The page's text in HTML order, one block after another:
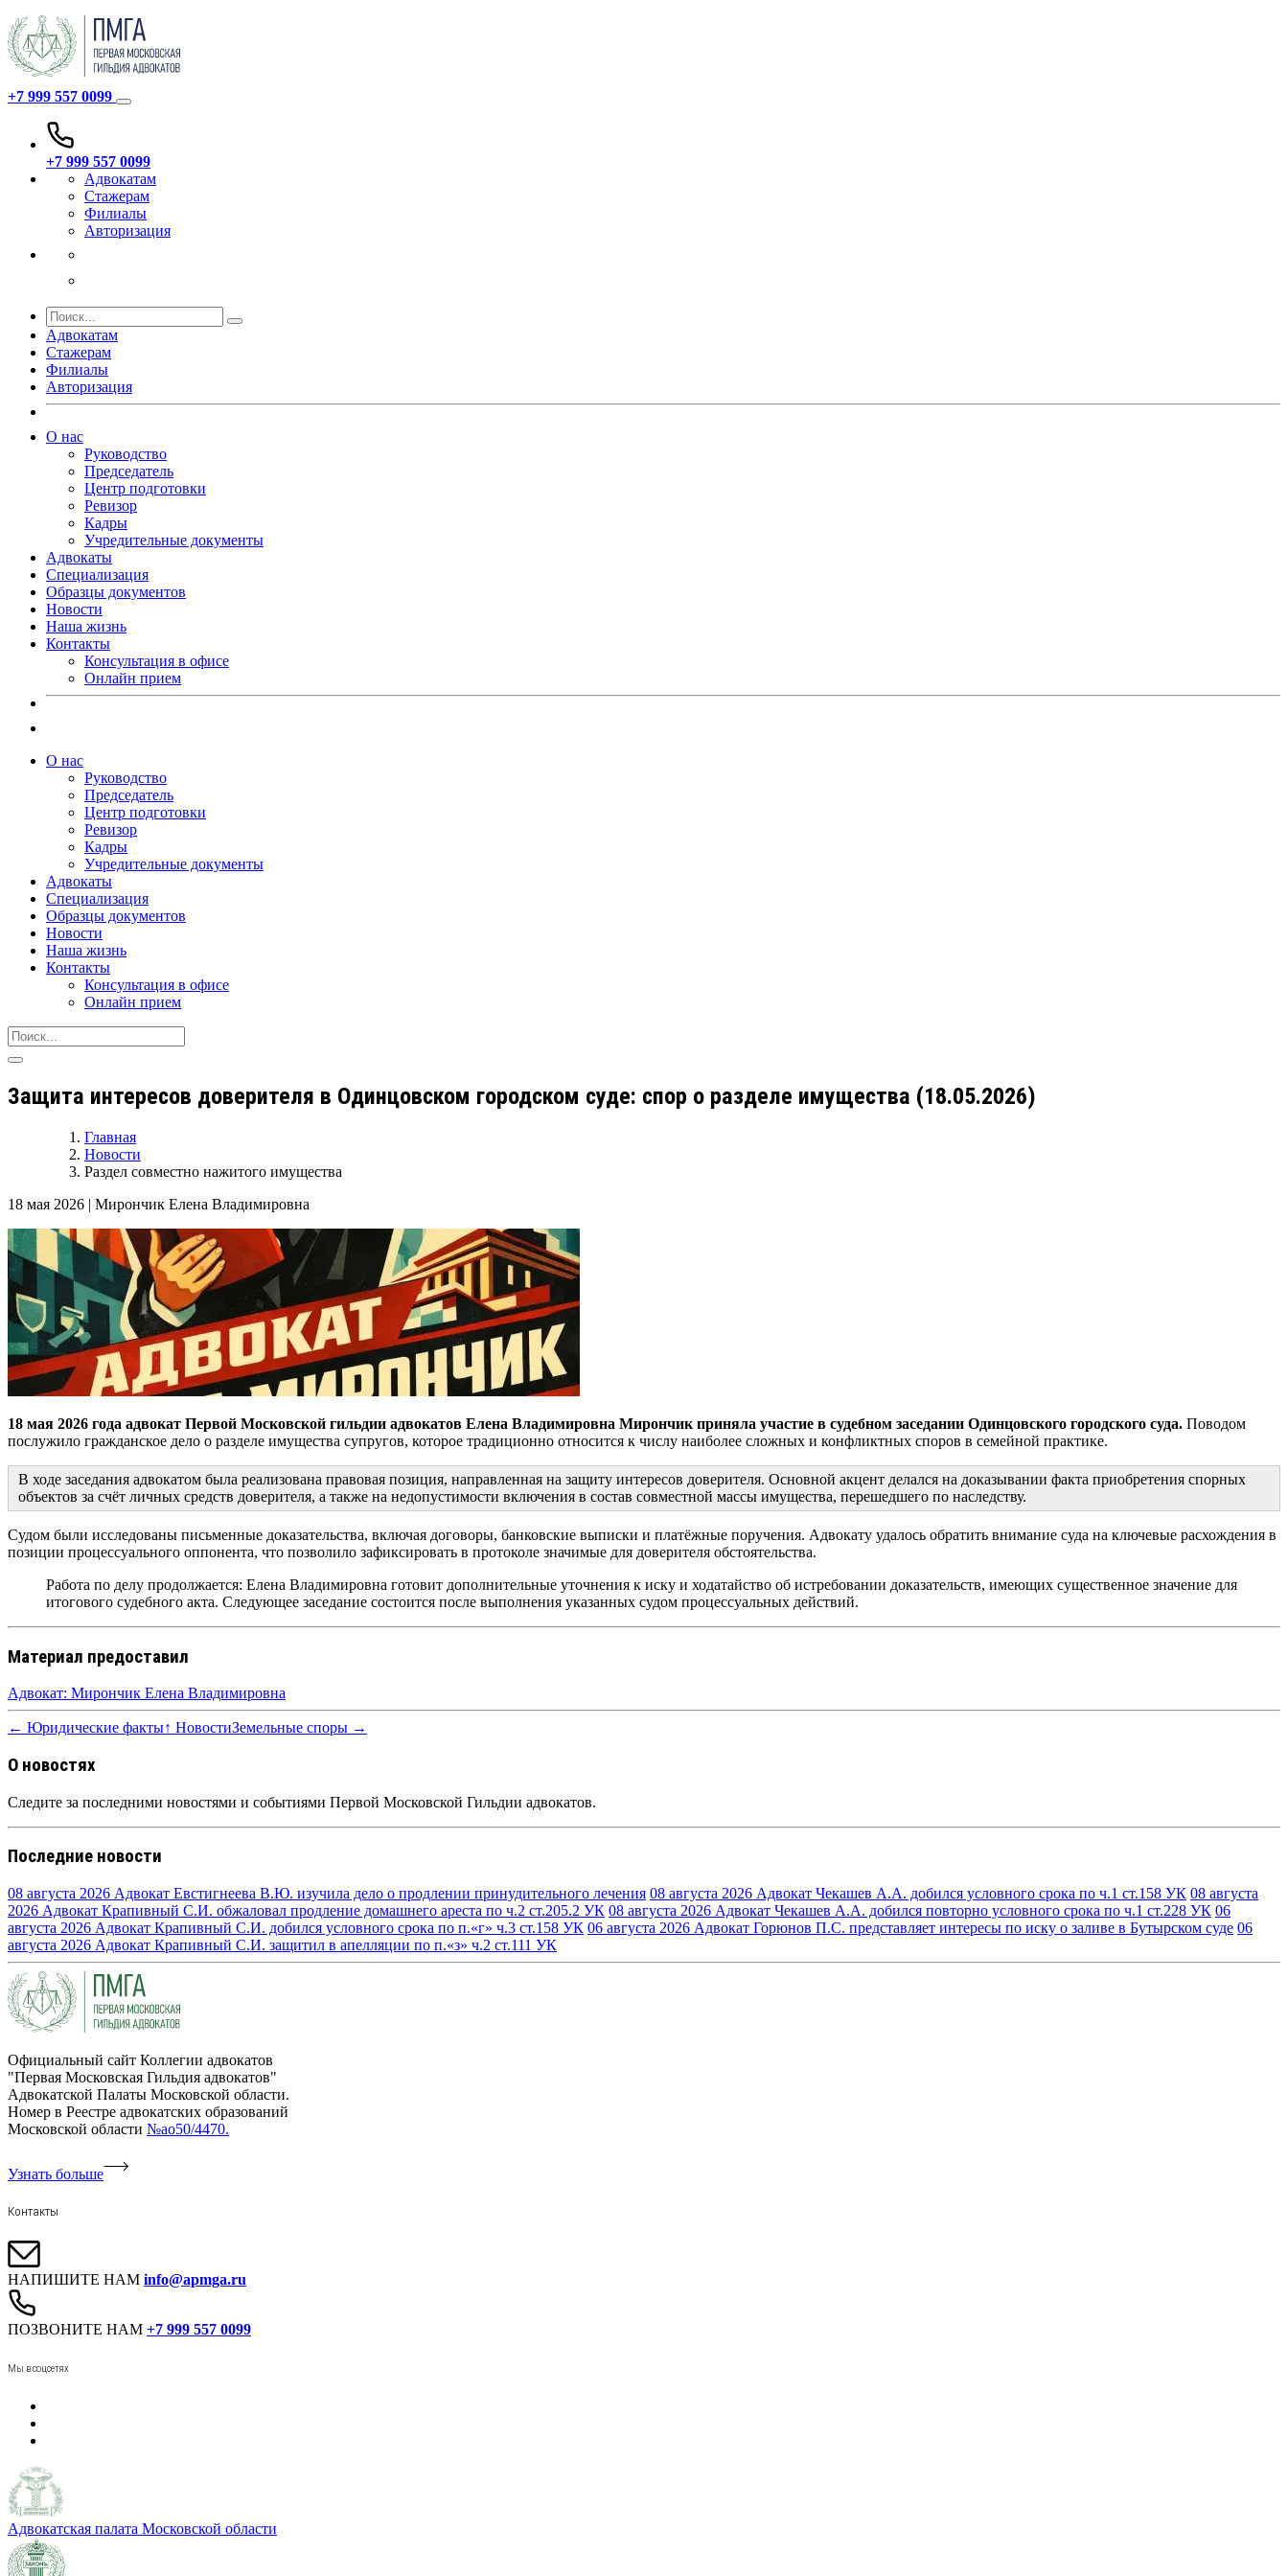
+7 999 557 0099
+7 999 557 0099
Адвокатам
Стажерам
Филиалы
Авторизация
Адвокатам
Стажерам
Филиалы
Авторизация
О нас
Руководство
Председатель
Центр подготовки
Ревизор
Кадры
Учредительные документы
Адвокаты
Специализация
Образцы документов
Новости
Наша жизнь
Контакты
Консультация в офисе
Онлайн прием
О нас
Руководство
Председатель
Центр подготовки
Ревизор
Кадры
Учредительные документы
Адвокаты
Специализация
Образцы документов
Новости
Наша жизнь
Контакты
Консультация в офисе
Онлайн прием
Защита интересов доверителя в Одинцовском городском суде: спор о разделе имущества (18.05.2026)
Главная
Новости
Раздел совместно нажитого имущества
18 мая 2026 | Мирончик Елена Владимировна
18 мая 2026 года адвокат Первой Московской гильдии адвокатов Елена Владимировна Мирончик приняла участие в судебном заседании Одинцовского городского суда. Поводом
послужило гражданское дело о разделе имущества супругов, которое традиционно относится к числу наиболее сложных и конфликтных споров в семейной практике.
В ходе заседания адвокатом была реализована правовая позиция, направленная на защиту интересов доверителя. Основной акцент делался на доказывании факта приобретения спорных
объектов за счёт личных средств доверителя, а также на недопустимости включения в состав совместной массы имущества, перешедшего по наследству.
Судом были исследованы письменные доказательства, включая договоры, банковские выписки и платёжные поручения. Адвокату удалось обратить внимание суда на ключевые расхождения в
позиции процессуального оппонента, что позволило зафиксировать в протоколе значимые для доверителя обстоятельства.
Работа по делу продолжается: Елена Владимировна готовит дополнительные уточнения к иску и ходатайство об истребовании доказательств, имеющих существенное значение для
итогового судебного акта. Следующее заседание состоится после выполнения указанных судом процессуальных действий.
Материал предоставил
Адвокат: Мирончик Елена Владимировна
← Юридические факты↑ НовостиЗемельные споры →
О новостях
Следите за последними новостями и событиями Первой Московской Гильдии адвокатов.
Последние новости
08 августа 2026 Адвокат Евстигнеева В.Ю. изучила дело о продлении принудительного лечения 08 августа 2026 Адвокат Чекашев А.А. добился условного срока по ч.1 ст.158 УК 08 августа
2026 Адвокат Крапивный С.И. обжаловал продление домашнего ареста по ч.2 ст.205.2 УК 08 августа 2026 Адвокат Чекашев А.А. добился повторно условного срока по ч.1 ст.228 УК 06
августа 2026 Адвокат Крапивный С.И. добился условного срока по п.«г» ч.3 ст.158 УК 06 августа 2026 Адвокат Горюнов П.С. представляет интересы по иску о заливе в Бутырском суде 06
августа 2026 Адвокат Крапивный С.И. защитил в апелляции по п.«з» ч.2 ст.111 УК
Официальный сайт Коллегии адвокатов
"Первая Московская Гильдия адвокатов"
Адвокатской Палаты Московской области.
Номер в Реестре адвокатских образований
Московской области №ао50/4470.
Узнать больше
Контакты
НАПИШИТЕ НАМ info@apmga.ru
ПОЗВОНИТЕ НАМ +7 999 557 0099
Мы в соцсетях
Адвокатская палата Московской области